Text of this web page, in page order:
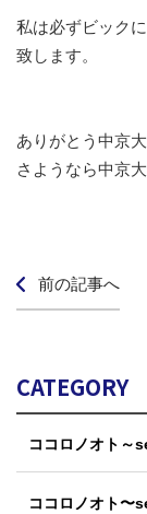
私は必ずビック
致します。
ありがとう中京
さようなら中京
前の記事へ
CATEGORY
ココロノオト～
ココロノオト〜